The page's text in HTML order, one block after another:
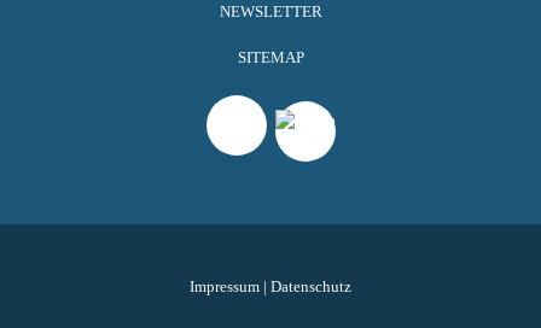
NEWSLETTER
SITEMAP
Impressum | Datenschutz